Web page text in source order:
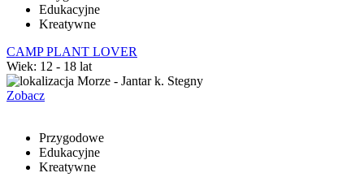
Edukacyjne
Kreatywne
CAMP PLANT LOVER
Wiek: 12 - 18 lat
Morze - Jantar k. Stegny
Zobacz
Przygodowe
Edukacyjne
Kreatywne